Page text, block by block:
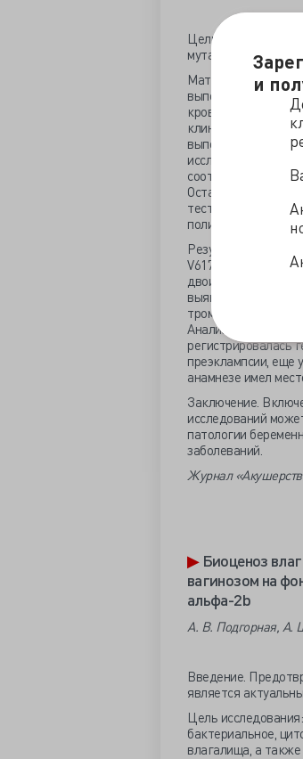
и
Цель
мутации V617F
Материалы и
выполненное в
крови беременных,
клинический центр
выполнения
исследования
соотношение
Остающиеся после
тестирования
полимеразной
Результаты. Среди
V617F JAK2. Три
двоих в анамнезе
выявленной
тромбофилии
Анализ
регистрировалась
преэклампсии, еще
анамнезе имел
Заключение.
исследований
патологии
заболеваний.
Журнал
▶ Биоценоз
вагинозом на
альфа-2b
А. В. Подгорная, А.
Введение.
является
Цель
бактериальное,
влагалища, а